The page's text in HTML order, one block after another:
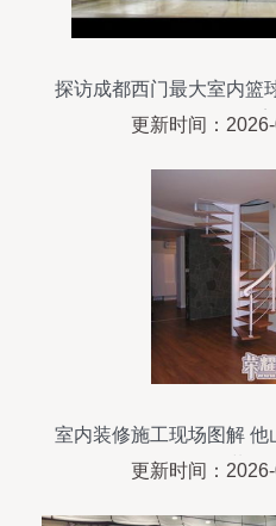
探访成都西门最大室内篮
工程的
更新时间：
室内装修施工现场图解
备装修
更新时间：